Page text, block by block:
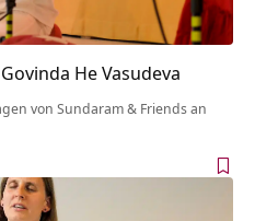
He Vasudeva
von Sundaram & Friends an